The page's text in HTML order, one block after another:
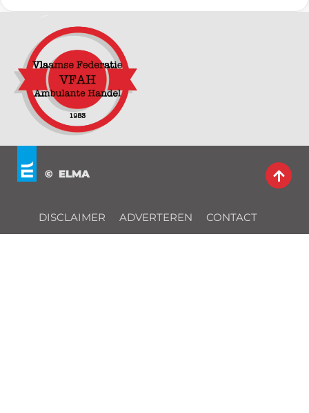
© ELMA
DISCLAIMER ADVERTEREN CONTACT